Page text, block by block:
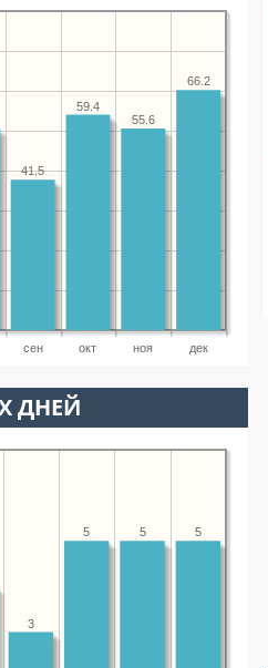
сен окт ноя дек
66.2
55.6
59.4
41.5
ДНЕЙ
5
5
5
3